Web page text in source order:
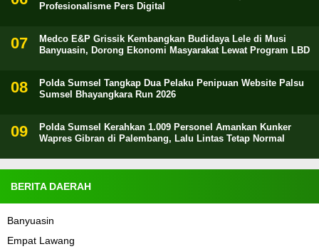
Profesionalisme Pers Digital
Medco E&P Grissik Kembangkan Budidaya Lele di Musi
Banyuasin, Dorong Ekonomi Masyarakat Lewat Program LBD
Polda Sumsel Tangkap Dua Pelaku Penipuan Website Palsu
Sumsel Bhayangkara Run 2026
Polda Sumsel Kerahkan 1.009 Personel Amankan Kunker
Wapres Gibran di Palembang, Lalu Lintas Tetap Normal
BERITA DAERAH
Banyuasin
Empat Lawang